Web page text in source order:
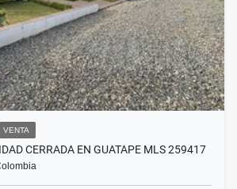
VENTA
CERRADA EN GUATAPE MLS 259417